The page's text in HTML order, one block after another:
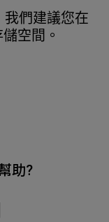
我們建議您在
空間。
助?